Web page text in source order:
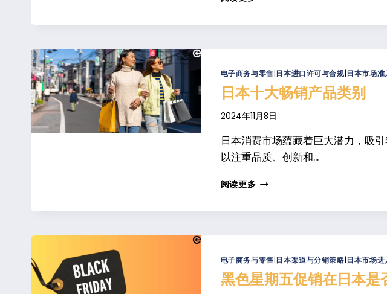
季
取
得
功
的
3
个
骤
电子商务与零售|日本进口许可与合规|日本市场
日本十大畅销产品类别
2024年11月8日
日本消费市场蕴藏着巨大潜力，吸
以注重品质、创新和...
阅读更多日
产
品
类
电子商务与零售 日本渠道与分销策略 日本市场
黑色星期五促销在日本是